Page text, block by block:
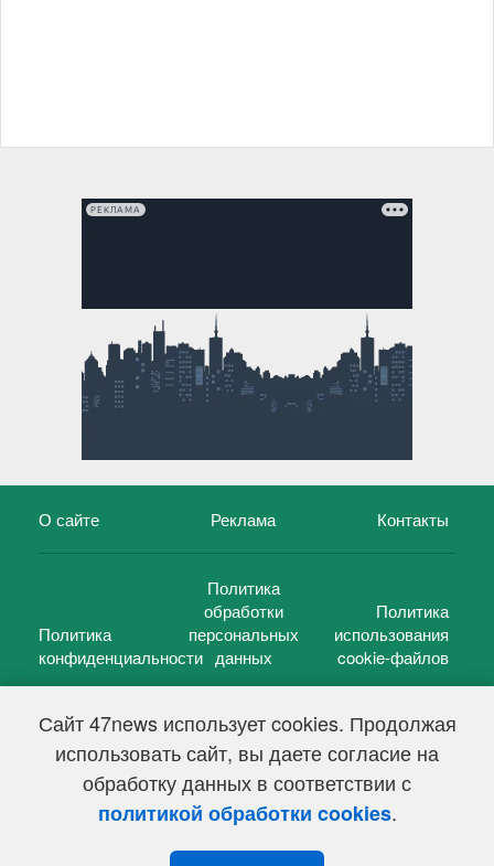
Сайт 47news использует cookies. Продолжая
использовать сайт, вы даете согласие на
обработку данных в соответствии с
политикой обработки cookies.
РЕКЛАМА
О сайте Реклама Контакты
Политика
конфиденциальности
Политика
обработки
персональных
данных
Политика
использования
cookie-файлов
47 новостей (47 news)2005 — 2026 г.
Свидетельство о регистрации СМИ Эл № ФС 77-39848, выдано
Федеральной службой по надзору в сфере связи,
информационных технологий и массовых коммуникаций